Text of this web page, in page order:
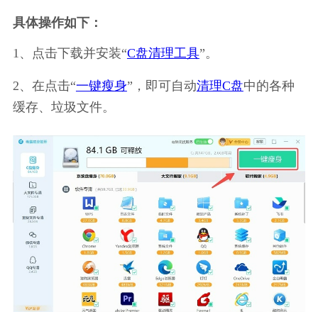
具体操作如下：
1、点击下载并安装“C盘清理工具”。
2、在点击“一键瘦身”，即可自动清理C盘中的各种
缓存、垃圾文件。